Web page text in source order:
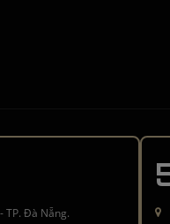
TP. Đà Nẵng.